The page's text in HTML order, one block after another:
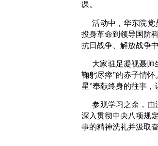
课。
活动中，华东院党
投身革命到领导国防
抗日战争、解放战争
大家驻足凝视聂帅
鞠躬尽瘁”的赤子情
星”奉献终身的往事，
参观学习之余，由
深入贯彻中央八项规
事的精神洗礼并汲取